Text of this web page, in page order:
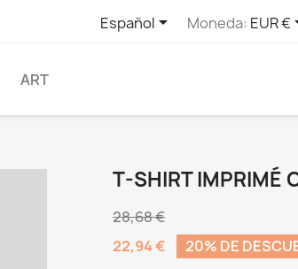
Español Moneda: EUR €
ART
T-SHIRT IMPRIMÉ
28,68 €
22,94 €
20% DE